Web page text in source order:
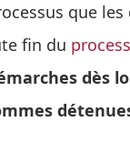
que
fin du
dès